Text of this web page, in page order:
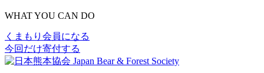
WHAT YOU CAN DO
くまもり会員になる
今回だけ寄付する